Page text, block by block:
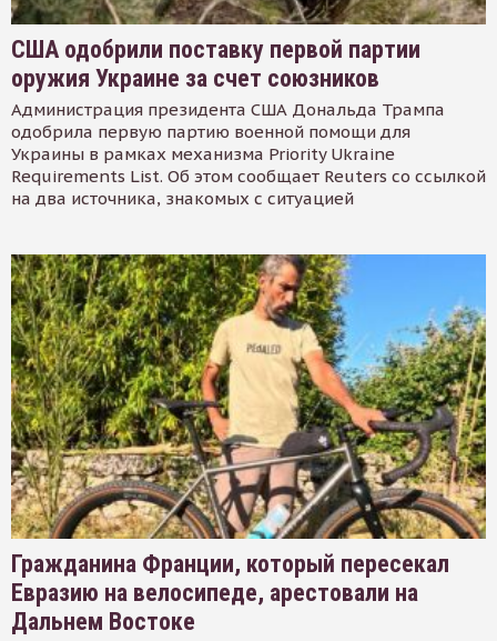
США одобрили поставку первой партии
оружия Украине за счет союзников
Администрация президента США Дональда Трампа
одобрила первую партию военной помощи для
Украины в рамках механизма Priority Ukraine
Requirements List. Об этом сообщает Reuters со ссылкой
на два источника, знакомых с ситуацией
Гражданина Франции, который пересекал
Евразию на велосипеде, арестовали на
Дальнем Востоке